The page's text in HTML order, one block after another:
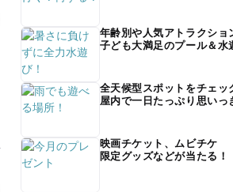
年齢別や人気アトラクショ
子ども大満足のプール＆水
全天候型スポットをチェッ
屋内で一日たっぷり思いっ
映画チケット、ムビチケ
限定グッズなどが当たる！